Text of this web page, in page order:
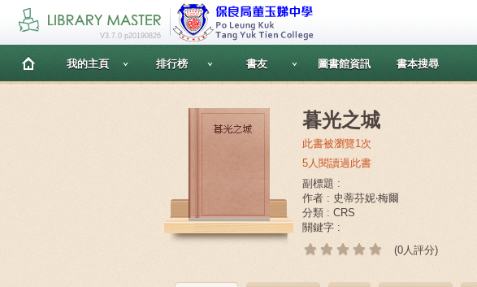
V3.7.0 p20190826
我的主頁 排行榜 書友 圖書館資訊 書本搜尋
暮光之城
此書被瀏覽1次
5人閱讀過此書
副標題 :
作者 : 史蒂芬妮‧梅爾
分類 : CRS
關鍵字 :
(0人評分)